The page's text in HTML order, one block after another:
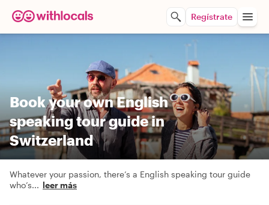
Regístrate
Book your own English
speaking tour guide in
Switzerland
Whatever your passion, there’s a English speaking tour guide
who’s... leer más